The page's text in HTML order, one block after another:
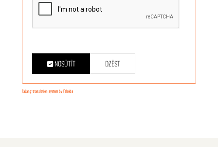
NOSŪTĪT DZĒST
FaLang translation system by Faboba